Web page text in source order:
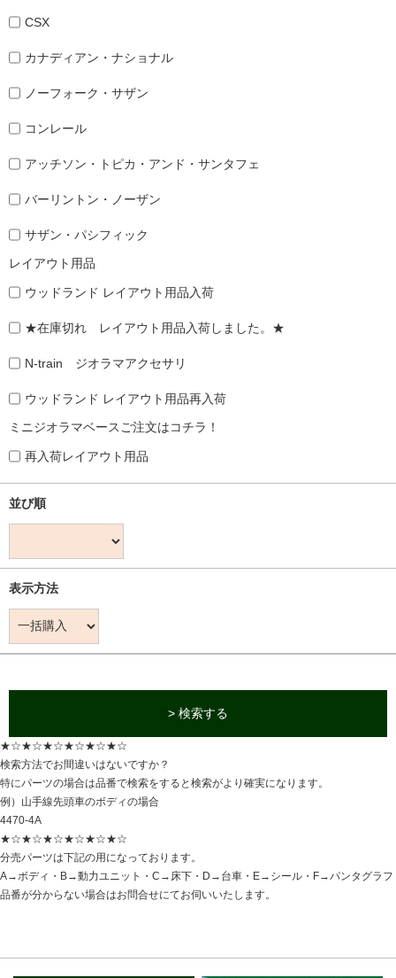
CSX
カナディアン・ナショナル
ノーフォーク・サザン
コンレール
アッチソン・トピカ・アンド・サンタフェ
バーリントン・ノーザン
サザン・パシフィック
レイアウト用品
ウッドランド レイアウト用品入荷
★在庫切れ レイアウト用品入荷しました。★
N-train ジオラマアクセサリ
ウッドランド レイアウト用品再入荷
ミニジオラマベースご注文はコチラ！
再入荷レイアウト用品
並び順
表示方法
> 検索する
★☆★☆★☆★☆★☆★☆
検索方法でお間違いはないですか？
特にパーツの場合は品番で検索をすると検索がより確実になります。
例）山手線先頭車のボディの場合
4470-4A
★☆★☆★☆★☆★☆★☆
分売パーツは下記の用になっております。
A→ボディ・B→動力ユニット・C→床下・D→台車・E→シール・F→パンタグラフ
品番が分からない場合はお問合せにてお伺いいたします。